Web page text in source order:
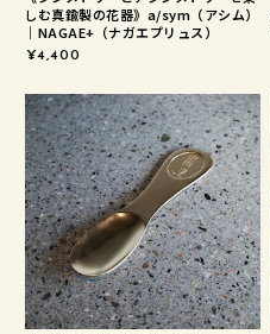
しむ真鍮製の花器》a/sym（アシム）
｜NAGAE+（ナガエプリュス）
¥4,400